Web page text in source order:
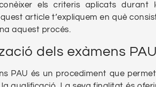
els criteris aplicats durant
article t’expliquem en què
aquest procés.
dels exàmens
PAU és un procediment que